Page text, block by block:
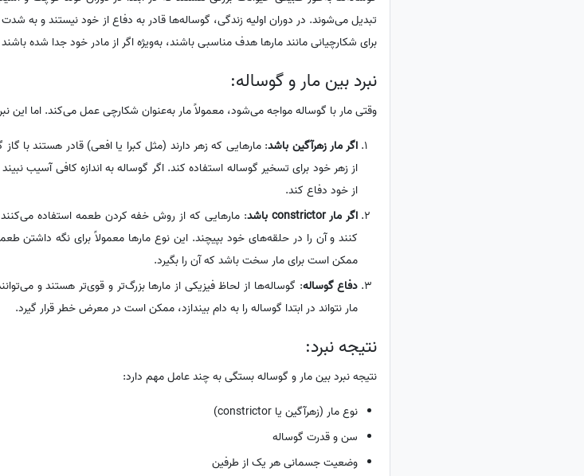
تبدیل می‌شوند. در دوران اولیه زندگی، گوساله‌ها قادر به دفاع از خود نیستند و به
برای شکارچیانی مانند مارها هدف مناسبی باشند، به‌ویژه اگر از مادر خود جدا شده
نبرد بین مار و گوساله:
وقتی مار با گوساله مواجه می‌شود، معمولاً مار به‌عنوان شکارچی عمل می‌کند. اما این
اگر مار زهرآگین باشد: مارهایی که زهر دارند (مثل کبرا یا افعی) قادر هستند با
از زهر خود برای تسخیر گوساله استفاده کند. اگر گوساله به اندازه کافی آسیب
از خود دفاع کند.
اگر مار constrictor باشد
: مارهایی که از روش خفه کردن طعمه استفاده
کنند و آن را در حلقه‌های خود بپیچند. این نوع مارها معمولاً برای نگه داشتن
ممکن است برای مار سخت باشد که آن را بگیرد.
دفاع گوساله: گوساله‌ها از لحاظ فیزیکی از مارها بزرگ‌تر و قوی‌تر هستند و
مار نتواند در ابتدا گوساله را به دام بیندازد، ممکن است در معرض خطر قرار گیرد.
نتیجه نبرد:
نتیجه نبرد بین مار و گوساله بستگی به چند عامل مهم دارد:
نوع مار (زهرآگین یا constrictor)
سن و قدرت گوساله
وضعیت جسمانی هر یک از طرفین